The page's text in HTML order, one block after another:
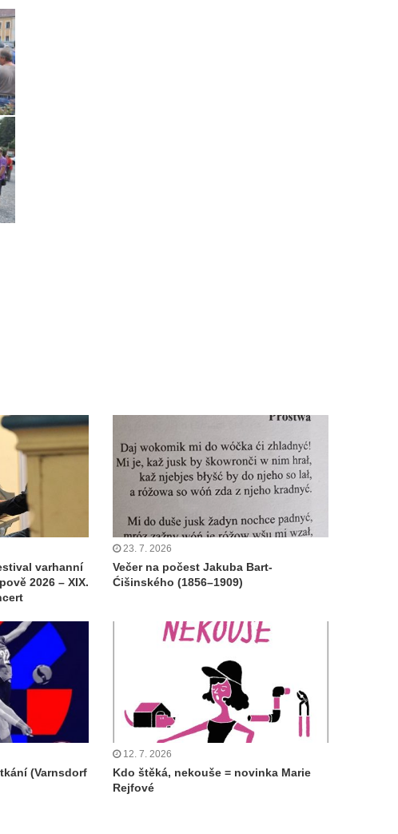
varhanní
2026 – XIX.
23. 7. 2026
Večer na počest Jakuba Bart-
Ćišinského (1856–1909)
(Varnsdorf
12. 7. 2026
Kdo štěká, nekouše = novinka Marie
Rejfové